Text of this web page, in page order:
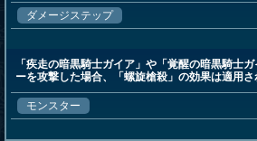
ダメージステップ
「疾走の暗黒騎士ガイア」や「覚醒の暗黒騎士
ーを攻撃した場合、「螺旋槍殺」の効果は適用さ
モンスター